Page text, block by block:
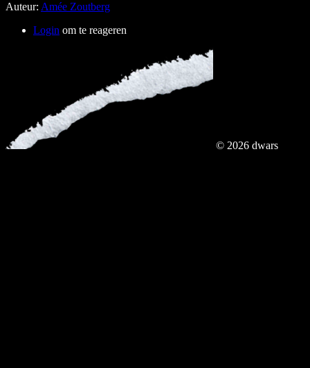
Auteur: Amée Zoutberg
Login om te reageren
© 2026 dwars